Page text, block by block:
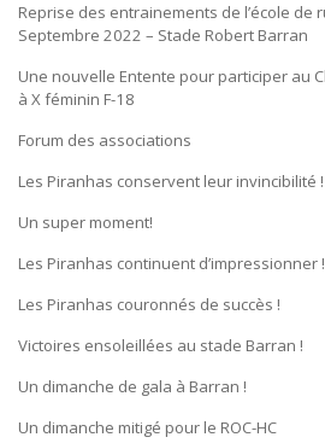
Reprise des entrainements de l’école de
Septembre 2022 – Stade Robert Barran
Une nouvelle Entente pour participer au
à X féminin F-18
Forum des associations
Les Piranhas conservent leur invincibilité !
Un super moment!
Les Piranhas continuent d’impressionner !
Les Piranhas couronnés de succès !
Victoires ensoleillées au stade Barran !
Un dimanche de gala à Barran !
Un dimanche mitigé pour le ROC-HC